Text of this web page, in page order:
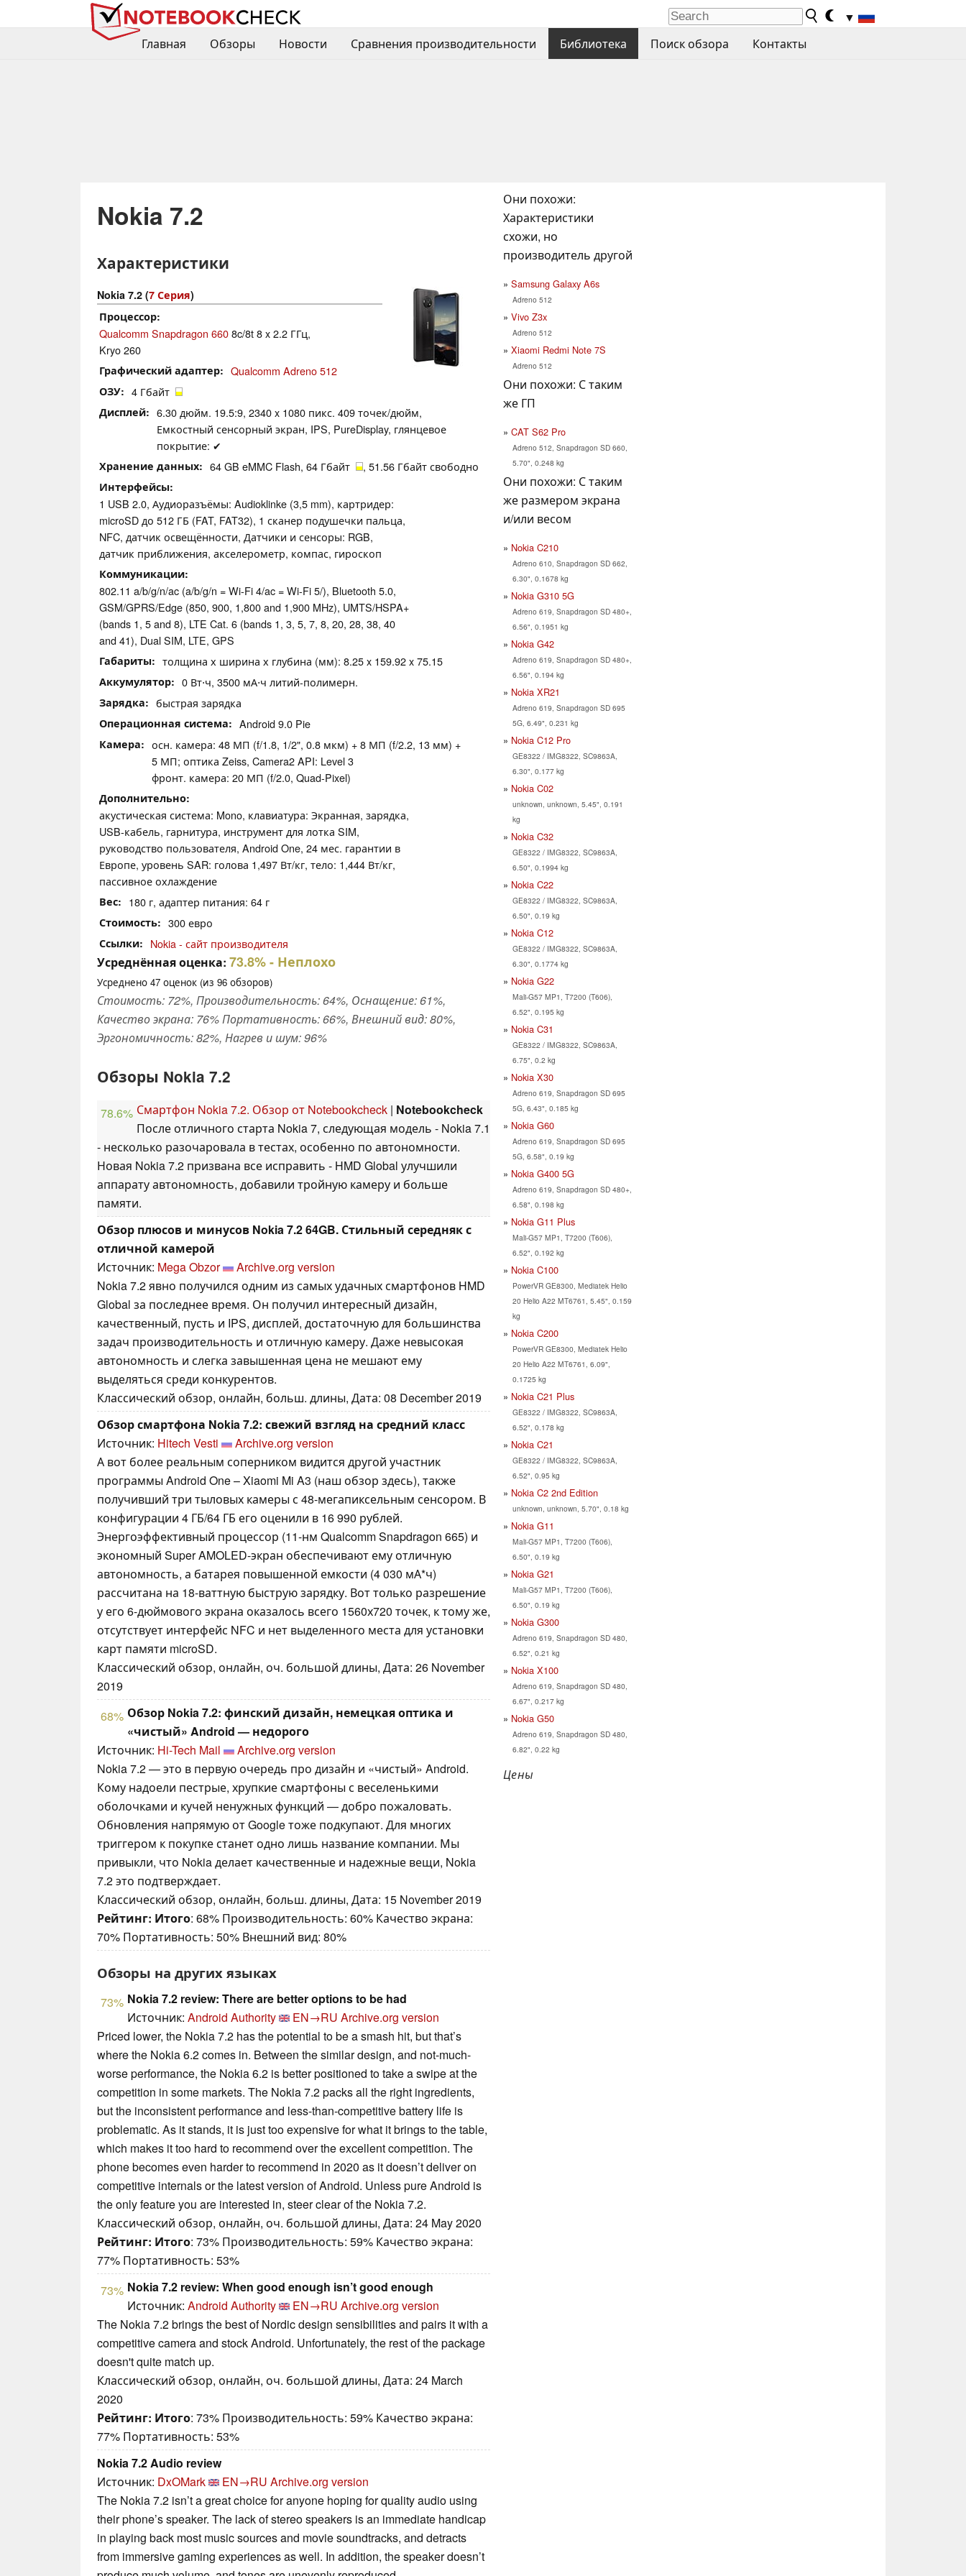
▼
Главная
Обзоры Новости Сравнения производительности Библиотека Поиск обзора Контакты
Nokia 7.2
Характеристики
Nokia 7.2 (7 Серия)
Процессор
Qualcomm Snapdragon 6608c/8t 8 x 2.2 ГГц,
Kryo 260
Графический адаптер Qualcomm Adreno 512
ОЗУ 4 Гбайт
Дисплей
6.30 дюйм. 19.5:9, 2340 x 1080 пикс. 409 точек/дюйм,
Емкостный сенсорный экран, IPS, PureDisplay, глянцевое
покрытие: ✔
Хранение данных 64 GB eMMC Flash, 64 Гбайт , 51.56 Гбайт свободно
Интерфейсы
1 USB 2.0, Аудиоразъёмы: Audioklinke (3,5 mm), картридер:
microSD до 512 ГБ (FAT, FAT32), 1 сканер подушечки пальца,
NFC, датчик освещённости, Датчики и сенсоры: RGB,
датчик приближения, акселерометр, компас, гироскоп
Коммуникации
802.11 a/b/g/n/ac (a/b/g/n = Wi-Fi 4/ac = Wi-Fi 5/), Bluetooth 5.0,
GSM/GPRS/Edge (850, 900, 1,800 and 1,900 MHz), UMTS/HSPA+
(bands 1, 5 and 8), LTE Cat. 6 (bands 1, 3, 5, 7, 8, 20, 28, 38, 40
and 41), Dual SIM, LTE, GPS
Габариты толщина х ширина х глубина (мм): 8.25 x 159.92 x 75.15
Аккумулятор 0 Вт⋅ч, 3500 мА⋅ч литий-полимерн.
Зарядка быстрая зарядка
Операционная система Android 9.0 Pie
Камера
осн. камера: 48 МП (f/1.8, 1/2", 0.8 мкм) + 8 МП (f/2.2, 13 мм) +
5 МП; оптика Zeiss, Camera2 API: Level 3
фронт. камера: 20 МП (f/2.0, Quad-Pixel)
Дополнительно
акустическая система: Mono, клавиатура: Экранная, зарядка,
USB-кабель, гарнитура, инструмент для лотка SIM,
руководство пользователя, Android One, 24 мес. гарантии в
Европе, уровень SAR: голова 1,497 Вт/кг, тело: 1,444 Вт/кг,
пассивное охлаждение
Вес 180 г, адаптер питания: 64 г
Стоимость 300 евро
Ссылки Nokia - сайт производителя
Усреднённая оценка: 73.8%- Неплохо
Усреднено 47 оценок (из 96 обзоров)
Стоимость: 72%, Производительность: 64%, Оснащение: 61%,
Качество экрана: 76% Портативность: 66%, Внешний вид: 80%,
Эргономичность: 82%, Нагрев и шум: 96%
Обзоры Nokia 7.2
78.6% Смартфон Nokia 7.2. Обзор от Notebookcheck | Notebookcheck
После отличного старта Nokia 7, следующая модель - Nokia 7.1
- несколько разочаровала в тестах, особенно по автономности.
Новая Nokia 7.2 призвана все исправить - HMD Global улучшили
аппарату автономность, добавили тройную камеру и больше
памяти.
Обзор плюсов и минусов Nokia 7.2 64GB. Стильный середняк с
отличной камерой
Источник: Mega Obzor
Archive.org version
Nokia 7.2 явно получился одним из самых удачных смартфонов HMD
Global за последнее время. Он получил интересный дизайн,
качественный, пусть и IPS, дисплей, достаточную для большинства
задач производительность и отличную камеру. Даже невысокая
автономность и слегка завышенная цена не мешают ему
выделяться среди конкурентов.
Классический обзор, онлайн, больш. длины, Дата: 08 December 2019
Обзор смартфона Nokia 7.2: свежий взгляд на средний класс
Источник: Hitech Vesti
Archive.org version
А вот более реальным соперником видится другой участник
программы Android One – Xiaomi Mi A3 (наш обзор здесь), также
получивший три тыловых камеры с 48-мегапиксельным сенсором. В
конфигурации 4 ГБ/64 ГБ его оценили в 16 990 рублей.
Энергоэффективный процессор (11-нм Qualcomm Snapdragon 665) и
экономный Super AMOLED-экран обеспечивают ему отличную
автономность, а батарея повышенной емкости (4 030 мА*ч)
рассчитана на 18-ваттную быструю зарядку. Вот только разрешение
у его 6-дюймового экрана оказалось всего 1560х720 точек, к тому же,
отсутствует интерфейс NFC и нет выделенного места для установки
карт памяти microSD.
Классический обзор, онлайн, оч. большой длины, Дата: 26 November
2019
68% Обзор Nokia 7.2: финский дизайн, немецкая оптика и
«чистый» Android — недорого
Источник: Hi-Tech Mail
Archive.org version
Nokia 7.2 — это в первую очередь про дизайн и «чистый» Android.
Кому надоели пестрые, хрупкие смартфоны с веселенькими
оболочками и кучей ненужных функций — добро пожаловать.
Обновления напрямую от Google тоже подкупают. Для многих
триггером к покупке станет одно лишь название компании. Мы
привыкли, что Nokia делает качественные и надежные вещи, Nokia
7.2 это подтверждает.
Классический обзор, онлайн, больш. длины, Дата: 15 November 2019
Рейтинг: Итого: 68% Производительность: 60% Качество экрана:
70% Портативность: 50% Внешний вид: 80%
Обзоры на других языках
73% Nokia 7.2 review: There are better options to be had
Источник: Android Authority EN→RU Archive.org version
Priced lower, the Nokia 7.2 has the potential to be a smash hit, but that’s
where the Nokia 6.2 comes in. Between the similar design, and not-much-
worse performance, the Nokia 6.2 is better positioned to take a swipe at the
competition in some markets. The Nokia 7.2 packs all the right ingredients,
but the inconsistent performance and less-than-competitive battery life is
problematic. As it stands, it is just too expensive for what it brings to the table,
which makes it too hard to recommend over the excellent competition. The
phone becomes even harder to recommend in 2020 as it doesn’t deliver on
competitive internals or the latest version of Android. Unless pure Android is
the only feature you are interested in, steer clear of the Nokia 7.2.
Классический обзор, онлайн, оч. большой длины, Дата: 24 May 2020
Рейтинг: Итого: 73% Производительность: 59% Качество экрана:
77% Портативность: 53%
73% Nokia 7.2 review: When good enough isn’t good enough
Источник: Android Authority EN→RU Archive.org version
The Nokia 7.2 brings the best of Nordic design sensibilities and pairs it with a
competitive camera and stock Android. Unfortunately, the rest of the package
doesn't quite match up.
Классический обзор, онлайн, оч. большой длины, Дата: 24 March
2020
Рейтинг: Итого: 73% Производительность: 59% Качество экрана:
77% Портативность: 53%
Nokia 7.2 Audio review
Источник: DxOMark EN→RU Archive.org version
The Nokia 7.2 isn’t a great choice for anyone hoping for quality audio using
their phone’s speaker. The lack of stereo speakers is an immediate handicap
in playing back most music sources and movie soundtracks, and detracts
from immersive gaming experiences as well. In addition, the speaker doesn’t
Они похожи:
Характеристики
схожи, но
производитель другой
Samsung Galaxy A6s
Adreno 512
Vivo Z3x
Adreno 512
Xiaomi Redmi Note 7S
Adreno 512
Они похожи: С таким
же ГП
CAT S62 Pro
Adreno 512, Snapdragon SD 660,
5.70", 0.248 kg
Они похожи: С таким
же размером экрана
и/или весом
Nokia C210
Adreno 610, Snapdragon SD 662,
6.30", 0.1678 kg
Nokia G310 5G
Adreno 619, Snapdragon SD 480+,
6.56", 0.1951 kg
Nokia G42
Adreno 619, Snapdragon SD 480+,
6.56", 0.194 kg
Nokia XR21
Adreno 619, Snapdragon SD 695
5G, 6.49", 0.231 kg
Nokia C12 Pro
GE8322 / IMG8322, SC9863A,
6.30", 0.177 kg
Nokia C02
unknown, unknown, 5.45", 0.191
kg
Nokia C32
GE8322 / IMG8322, SC9863A,
6.50", 0.1994 kg
Nokia C22
GE8322 / IMG8322, SC9863A,
6.50", 0.19 kg
Nokia C12
GE8322 / IMG8322, SC9863A,
6.30", 0.1774 kg
Nokia G22
Mali-G57 MP1, T7200 (T606),
6.52", 0.195 kg
Nokia C31
GE8322 / IMG8322, SC9863A,
6.75", 0.2 kg
Nokia X30
Adreno 619, Snapdragon SD 695
5G, 6.43", 0.185 kg
Nokia G60
Adreno 619, Snapdragon SD 695
5G, 6.58", 0.19 kg
Nokia G400 5G
Adreno 619, Snapdragon SD 480+,
6.58", 0.198 kg
Nokia G11 Plus
Mali-G57 MP1, T7200 (T606),
6.52", 0.192 kg
Nokia C100
PowerVR GE8300, Mediatek Helio
20 Helio A22 MT6761, 5.45", 0.159
kg
Nokia C200
PowerVR GE8300, Mediatek Helio
20 Helio A22 MT6761, 6.09",
0.1725 kg
Nokia C21 Plus
GE8322 / IMG8322, SC9863A,
6.52", 0.178 kg
Nokia C21
GE8322 / IMG8322, SC9863A,
6.52", 0.95 kg
Nokia C2 2nd Edition
unknown, unknown, 5.70", 0.18 kg
Nokia G11
Mali-G57 MP1, T7200 (T606),
6.50", 0.19 kg
Nokia G21
Mali-G57 MP1, T7200 (T606),
6.50", 0.19 kg
Nokia G300
Adreno 619, Snapdragon SD 480,
6.52", 0.21 kg
Nokia X100
Adreno 619, Snapdragon SD 480,
6.67", 0.217 kg
Nokia G50
Adreno 619, Snapdragon SD 480,
6.82", 0.22 kg
Цены